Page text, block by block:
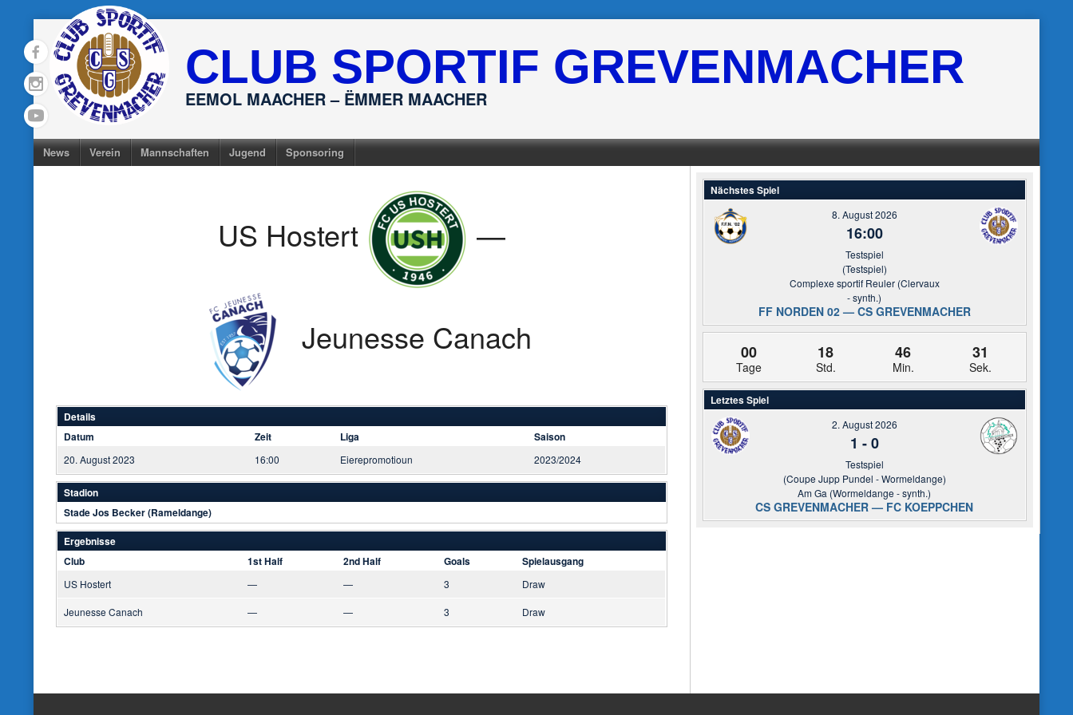
to
content
CLUB SPORTIF GREVENMACHER
EEMOL MAACHER – ËMMER MAACHER
News Verein Mannschaften Jugend Sponsoring
US Hostert —
Jeunesse Canach
Details
Datum
Zeit Liga Saison
20. August 2023 16:00 Eierepromotioun 2023/2024
Stadion
Stade Jos Becker (Rameldange)
Ergebnisse
Club
1st Half 2nd Half Goals Spielausgang
US Hostert — — 3 Draw
Jeunesse Canach — — 3 Draw
Nächstes Spiel
8. August 2026
16:00
Testspiel
(Testspiel)
Complexe sportif Reuler (Clervaux
- synth.)
FF NORDEN 02 — CS GREVENMACHER
00
Tage
18
Std.
46
Min.
31
Sek.
Letztes Spiel
2. August 2026
1 -0
Testspiel
(Coupe Jupp Pundel - Wormeldange)
Am Ga (Wormeldange - synth.)
CS GREVENMACHER — FC KOEPPCHEN